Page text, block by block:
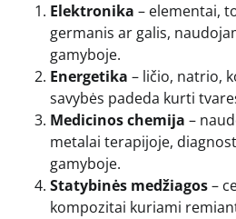
Elektronika – elementai,
germanis ar galis,
gamyboje.
Energetika – ličio, natrio,
savybės padeda kurti
Medicinos chemija –
metalai terapijoje,
gamyboje.
Statybinės medžiagos–
kompozitai kuriami